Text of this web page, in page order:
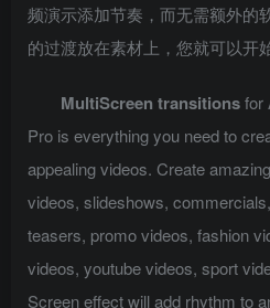
频演示添加节奏，而无需额外的
的过渡放在素材上，您就可以开
MultiScreen transitionsfor
Pro is everything you need to
appealing videos. Create
videos, slideshows,
teasers, promo videos, fashion
videos, youtube videos, sport
Screen effect will add rhythm to